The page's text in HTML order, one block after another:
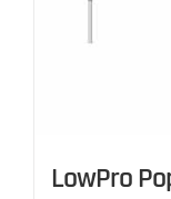
LowPro